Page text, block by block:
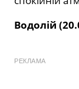
Водолій
РЕКЛАМА